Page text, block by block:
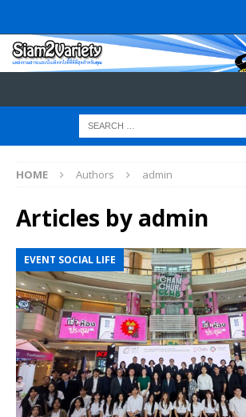
HOME Authors admin
Articles by admin
EVENT SOCIAL LIFE